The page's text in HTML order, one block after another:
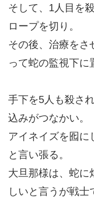
そして、1人目を
ロープを切り。
その後、治療をさ
って蛇の監視下に
手下を5人も殺さ
込みがつなかい。
アイネイズを囮に
と言い張る。
大旦那様は、蛇に
しいと言うが戦